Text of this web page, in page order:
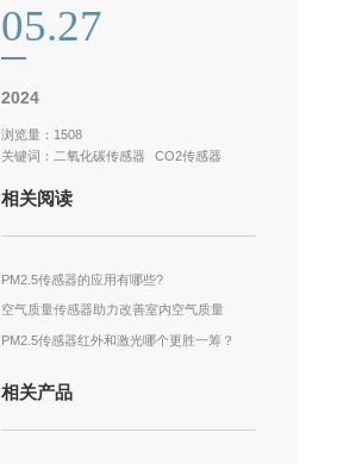
05.27
2024
浏览量：1508
关键词： 二氧化碳传感器 CO2传感器
相关阅读
PM2.5传感器的应用有哪些?
空气质量传感器助力改善室内空气质量
PM2.5传感器红外和激光哪个更胜一筹？
相关产品